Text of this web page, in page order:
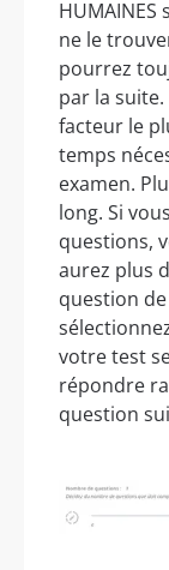
HUMAINES
ne le
pourrez
par la
facteur le
temps
examen.
long. Si
questions,
aurez plus
question
votre test
répondre
question